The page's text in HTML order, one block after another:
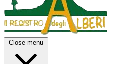
Close menu